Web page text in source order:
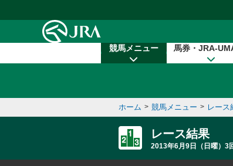
競馬メニュー 馬券・JRA-
ホーム > 競馬メニュー > レース
レース結果
2013年6月9日（日曜）3